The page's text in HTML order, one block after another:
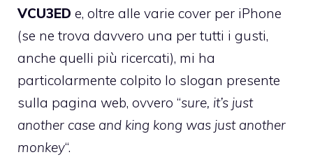
VCU3ED e, oltre alle varie cover per iPhone
(se ne trova davvero una per tutti i gusti,
anche quelli più ricercati), mi ha
particolarmente colpito lo slogan presente
sulla pagina web, ovvero “sure, it’s just
another case and king kong was just another
monkey“.